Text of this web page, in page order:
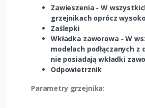
Zawieszenia - W
grzejnikach oprócz
Zaślepki
Wkładka zaworowa - W
modelach podłączanych z
nie posiadają wkładki
Odpowietrznik
Parametry grzejnika: